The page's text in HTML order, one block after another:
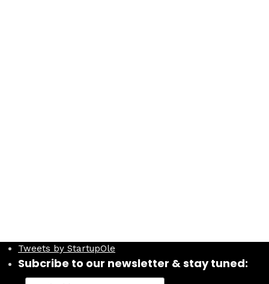
Tweets by StartupOle
Subcribe to our newsletter & stay tuned: